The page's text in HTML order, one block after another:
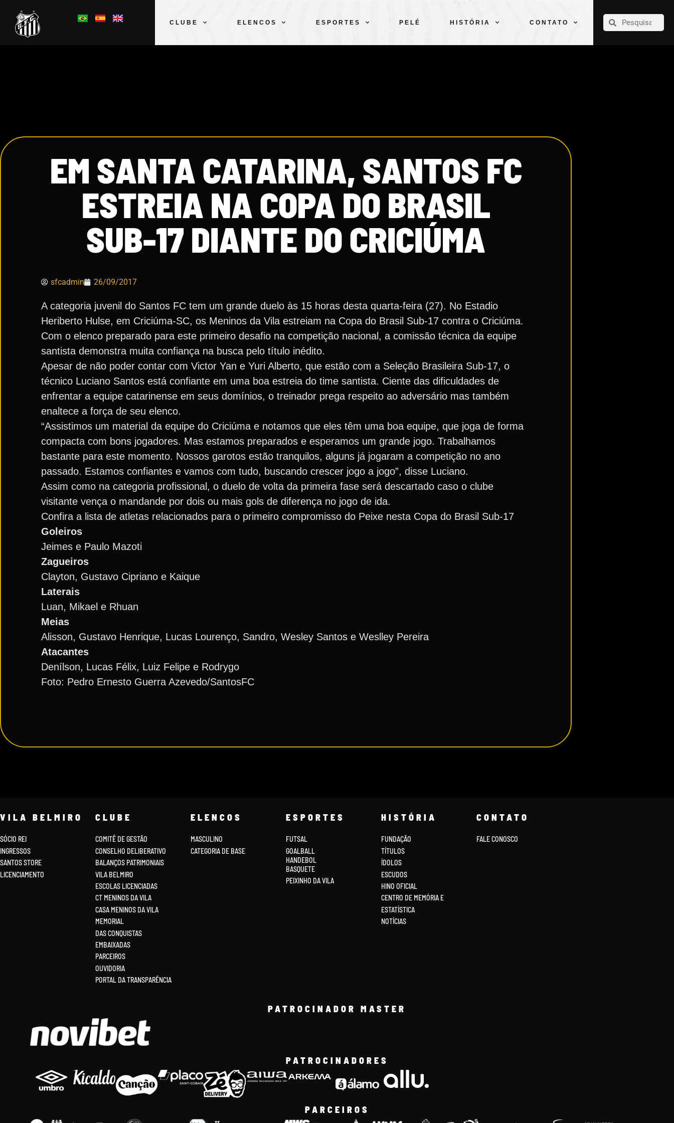
CLUBE ELENCOS ESPORTES PELÉ HISTÓRIA CONTATO
CLUBE
EM SANTA CATARINA, SANTOS FC
ESTREIA NA COPA DO BRASIL
SUB-17 DIANTE DO CRICIÚMA
sfcadmin 26/09/2017
A categoria juvenil do Santos FC tem um grande duelo às 15 horas desta quarta-feira (27). No Estadio
Heriberto Hulse, em Criciúma-SC, os Meninos da Vila estreiam na Copa do Brasil Sub-17 contra o Criciúma.
Com o elenco preparado para este primeiro desafio na competição nacional, a comissão técnica da equipe
santista demonstra muita confiança na busca pelo título inédito.
Apesar de não poder contar com Victor Yan e Yuri Alberto, que estão com a Seleção Brasileira Sub-17, o
técnico Luciano Santos está confiante em uma boa estreia do time santista. Ciente das dificuldades de
enfrentar a equipe catarinense em seus domínios, o treinador prega respeito ao adversário mas também
enaltece a força de seu elenco.
“Assistimos um material da equipe do Criciúma e notamos que eles têm uma boa equipe, que joga de forma
compacta com bons jogadores. Mas estamos preparados e esperamos um grande jogo. Trabalhamos
bastante para este momento. Nossos garotos estão tranquilos, alguns já jogaram a competição no ano
passado. Estamos confiantes e vamos com tudo, buscando crescer jogo a jogo”, disse Luciano.
Assim como na categoria profissional, o duelo de volta da primeira fase será descartado caso o clube
visitante vença o mandande por dois ou mais gols de diferença no jogo de ida.
Confira a lista de atletas relacionados para o primeiro compromisso do Peixe nesta Copa do Brasil Sub-17
Goleiros
Jeimes e Paulo Mazoti
Zagueiros
Clayton, Gustavo Cipriano e Kaique
Laterais
Luan, Mikael e Rhuan
Meias
Alisson, Gustavo Henrique, Lucas Lourenço, Sandro, Wesley Santos e Weslley Pereira
Atacantes
Denílson, Lucas Félix, Luiz Felipe e Rodrygo
Foto: Pedro Ernesto Guerra Azevedo/SantosFC
VILA BELMIRO
SÓCIO REI
INGRESSOS
SANTOS STORE
LICENCIAMENTO
CLUBE
COMITÊ DE GESTÃO
CONSELHO DELIBERATIVO
BALANÇOS PATRIMONIAIS
VILA BELMIRO
ESCOLAS LICENCIADAS
CT MENINOS DA VILA
CASA MENINOS DA VILA
MEMORIAL
DAS CONQUISTAS
EMBAIXADAS
PARCEIROS
OUVIDORIA
PORTAL DA TRANSPARÊNCIA
ELENCOS
MASCULINO
CATEGORIA DE BASE
ESPORTES
FUTSAL
GOALBALL
HANDEBOL
BASQUETE
PEIXINHO DA VILA
HISTÓRIA
FUNDAÇÃO
TÍTULOS
ÍDOLOS
ESCUDOS
HINO OFICIAL
CENTRO DE MEMÓRIA E
ESTATÍSTICA
NOTÍCIAS
CONTATO
FALE CONOSCO
PATROCINADOR MASTER
PATROCINADORES
PARCEIROS